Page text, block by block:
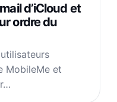
d’iCloud et
ordre du
MobileMe et